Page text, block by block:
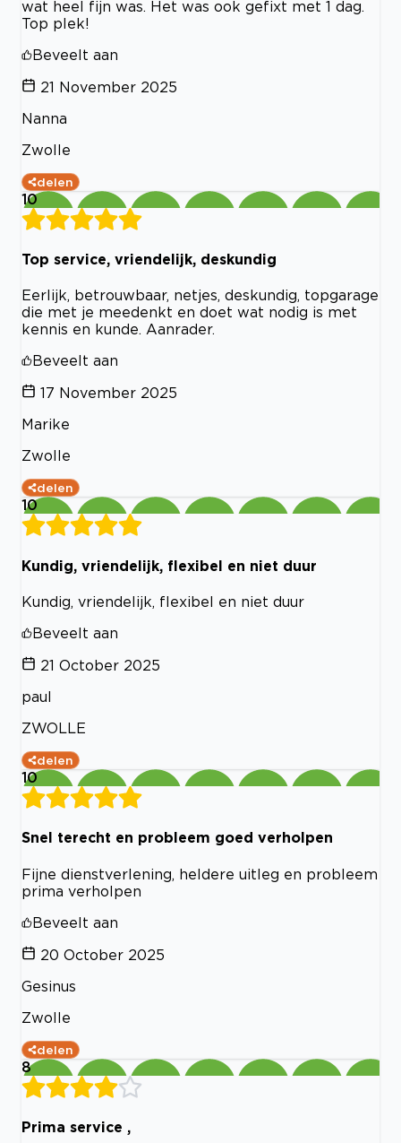
wat heel fijn was. Het was ook gefixt met 1 dag.
Top plek!
Beveelt aan
21 November 2025
Nanna
Zwolle
delen
10
Top service, vriendelijk, deskundig
Eerlijk, betrouwbaar, netjes, deskundig, topgarage
die met je meedenkt en doet wat nodig is met
kennis en kunde. Aanrader.
Beveelt aan
17 November 2025
Marike
Zwolle
delen
10
Kundig, vriendelijk, flexibel en niet duur
Kundig, vriendelijk, flexibel en niet duur
Beveelt aan
21 October 2025
paul
ZWOLLE
delen
10
Snel terecht en probleem goed verholpen
Fijne dienstverlening, heldere uitleg en probleem
prima verholpen
Beveelt aan
20 October 2025
Gesinus
Zwolle
delen
8
Prima service ,